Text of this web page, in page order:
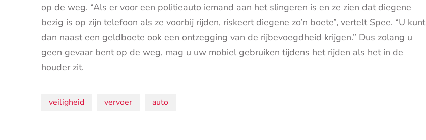
op de weg. “Als er voor een politieauto iemand aan het slingeren is en ze zien dat diegene
bezig is op zijn telefoon als ze voorbij rijden, riskeert diegene zo’n boete”, vertelt Spee. “U kunt
dan naast een geldboete ook een ontzegging van de rijbevoegdheid krijgen.” Dus zolang u
geen gevaar bent op de weg, mag u uw mobiel gebruiken tijdens het rijden als het in de
houder zit.
Onderwerpen:
veiligheid vervoer auto